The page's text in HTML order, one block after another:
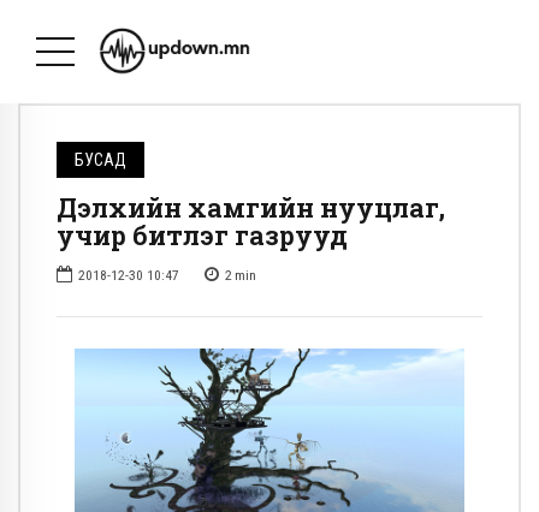
БУСАД
Дэлхийн хамгийн нууцлаг,
учир битүүлэг газрууд
2018-12-30 10:47 2 min